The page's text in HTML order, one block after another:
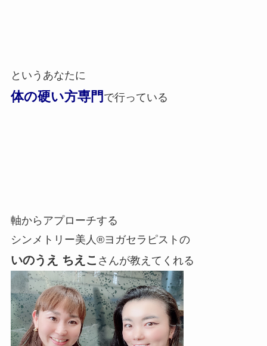
というあなたに
体の硬い方専門 で行っている
軸からアプローチする
シンメトリー美人®ヨガセラピストの
いのうえ ちえこ さんが教えてくれる